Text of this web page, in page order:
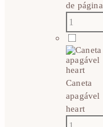
de página
Caneta
apagável
heart